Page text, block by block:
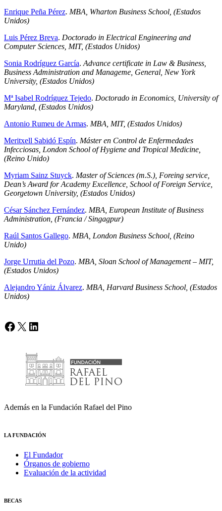
Enrique Peña Pérez. MBA, Wharton Business School, (Estados
Unidos)
Luis Pérez Breva. Doctorado in Electrical Engineering and
Computer Sciences, MIT, (Estados Unidos)
Sonia Rodríguez García. Advance certificate in Law & Business,
Business Administration and Manageme, General, New York
University, (Estados Unidos)
Mª Isabel Rodríguez Tejedo. Doctorado in Economics, University of
Maryland, (Estados Unidos)
Antonio Rumeu de Armas. MBA, MIT, (Estados Unidos)
Meritxell Sabidó Espín. Máster en Control de Enfermedades
Infecciosas, London School of Hygiene and Tropical Medicine,
(Reino Unido)
Myriam Sainz Stuyck. Master of Sciences (m.S.), Foreing service,
Dean’s Award for Academy Excellence, School of Foreign Service,
Georgetown University, (Estados Unidos)
César Sánchez Fernández. MBA, European Institute of Business
Administration, (Francia / Singagpur)
Raúl Santos Gallego. MBA, London Business School, (Reino
Unido)
Jorge Urrutia del Pozo. MBA, Sloan School of Management – MIT,
(Estados Unidos)
Alejandro Yániz Álvarez. MBA, Harvard Business School, (Estados
Unidos)
Facebook
X LinkedIn
Además en la Fundación Rafael del Pino
LA FUNDACIÓN
El Fundador
Órganos de gobierno
Evaluación de la actividad
BECAS